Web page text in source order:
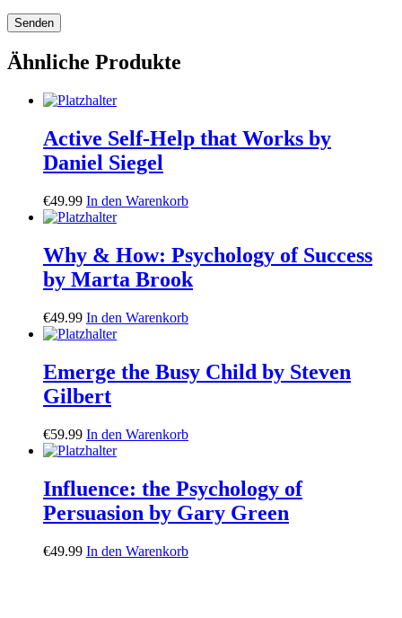
Ähnliche Produkte
Active Self-Help that Works by
Daniel Siegel
€49.99 In den Warenkorb
Why & How: Psychology of Success
by Marta Brook
€49.99 In den Warenkorb
Emerge the Busy Child by Steven
Gilbert
€59.99 In den Warenkorb
Influence: the Psychology of
Persuasion by Gary Green
€49.99 In den Warenkorb